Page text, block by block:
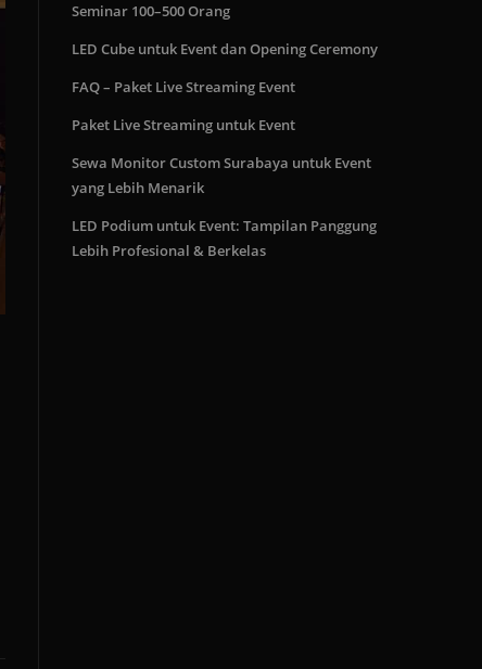
Seminar 100–500 Orang
LED Cube untuk Event dan Opening Ceremony
FAQ – Paket Live Streaming Event
Paket Live Streaming untuk Event
Sewa Monitor Custom Surabaya untuk Event
yang Lebih Menarik
LED Podium untuk Event: Tampilan Panggung
Lebih Profesional & Berkelas